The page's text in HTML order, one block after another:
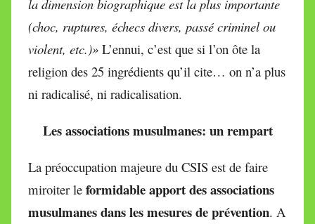
la dimension biographique est la plus importante
(choc, ruptures, échecs divers, passé criminel ou
violent, etc.)» L’ennui, c’est que si l’on ôte la
religion des 25 ingrédients qu’il cite… on n’a plus
ni radicalisé, ni radicalisation.
Les associations musulmanes: un rempart
La préoccupation majeure du CSIS est de faire
miroiter le formidable apport des associations
musulmanes dans les mesures de prévention. A